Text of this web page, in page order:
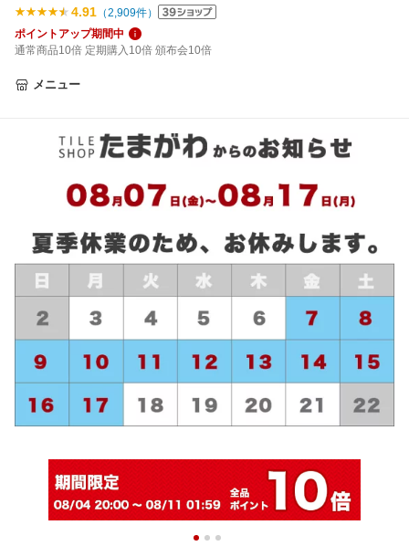
4.91 （2,909件）
ポイントアップ期間中
通常商品10倍 定期購入10倍 頒布会10倍
メニュー